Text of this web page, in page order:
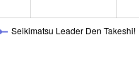
Seikimatsu Leader Den Takeshi!